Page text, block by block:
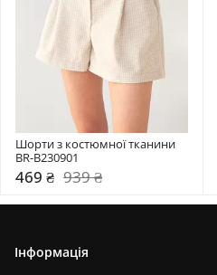
Шорти з костюмної тканини
BR-B230901
469 ₴ 939 ₴
Інформація